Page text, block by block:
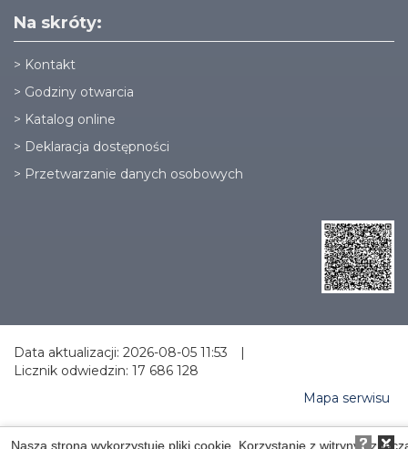
Na skróty:
> Kontakt
> Godziny otwarcia
> Katalog online
> Deklaracja dostępności
> Przetwarzanie danych osobowych
Data aktualizacji: 2026-08-05 11:53
Licznik odwiedzin: 17 686 128
Mapa serwisu
Nasza strona wykorzystuje pliki cookie. Korzystanie z witryny